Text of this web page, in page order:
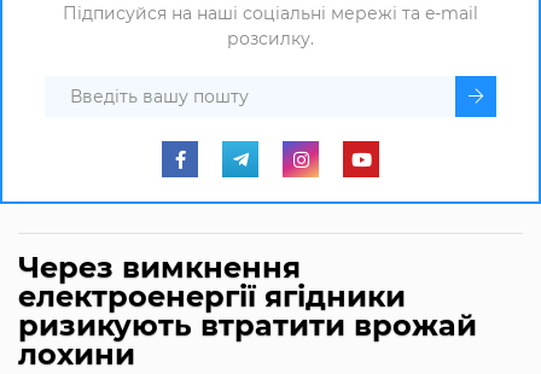
Підписуйся на наші соціальні мережі та e-mail
розсилку.
Через вимкнення
електроенергії ягідники
ризикують втратити врожай
лохини